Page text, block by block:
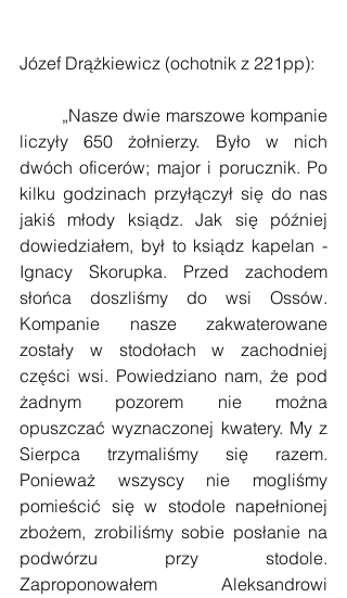
Józef Drążkiewicz (ochotnik z 221pp):
liczyły 650 żołnierzy. Było w nich
dwóch oficerów; major i porucznik. Po
kilku godzinach przyłączył się do nas
jakiś młody ksiądz. Jak się później
dowiedziałem, był to ksiądz kapelan -
Ignacy Skorupka. Przed zachodem
słońca doszliśmy do wsi Ossów.
Kompanie nasze zakwaterowane
zostały w stodołach w zachodniej
części wsi. Powiedziano nam, że pod
żadnym pozorem nie można
opuszczać wyznaczonej kwatery. My z
Sierpca trzymaliśmy się razem.
Ponieważ wszyscy nie mogliśmy
pomieścić się w stodole napełnionej
zbożem, zrobiliśmy sobie posłanie na
podwórzu przy stodole.
Zaproponowałem Aleksandrowi